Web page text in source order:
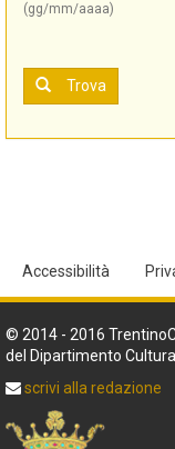
(gg/mm/aaaa)
Trova
Accessibilità
© 2014 - 2016
del Dipartimento
scrivi alla redazione